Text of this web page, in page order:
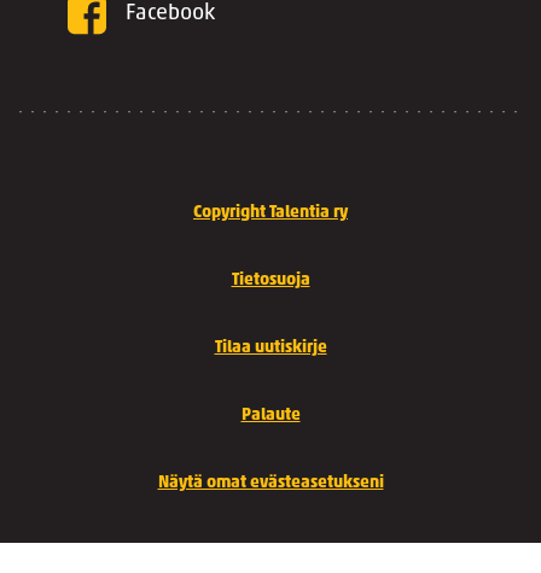
Facebook
Copyright Talentia ry
Tietosuoja
Tilaa uutiskirje
Palaute
Näytä omat evästeasetukseni